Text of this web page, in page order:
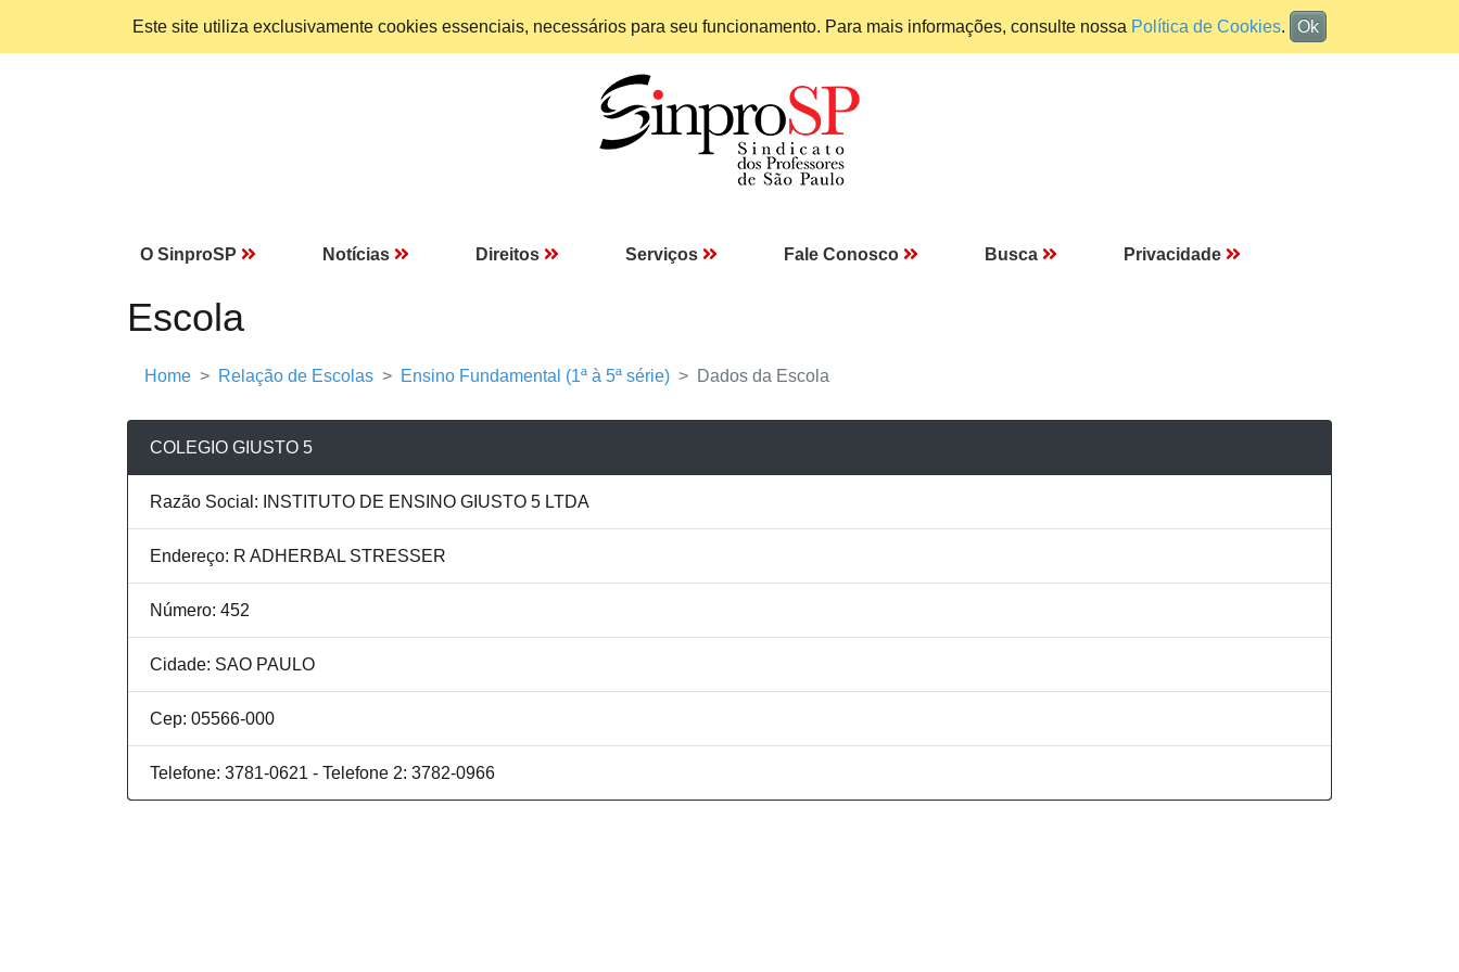
Este site utiliza exclusivamente cookies essenciais, necessários para seu funcionamento. Para mais informações, consulte nossa Política de Cookies. Ok
O SinproSP Notícias Direitos Serviços Fale Conosco Busca Privacidade
Escola
Home Relação de Escolas Ensino Fundamental (1ª à 5ª série) Dados da Escola
COLEGIO GIUSTO 5
Razão Social: INSTITUTO DE ENSINO GIUSTO 5 LTDA
Endereço: R ADHERBAL STRESSER
Número: 452
Cidade: SAO PAULO
Cep: 05566-000
Telefone: 3781-0621 - Telefone 2: 3782-0966